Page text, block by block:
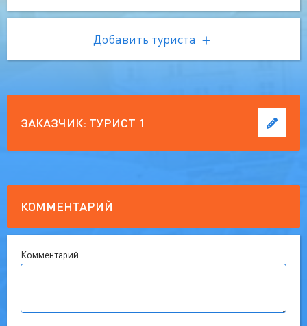
Добавить туриста
ЗАКАЗЧИК: ТУРИСТ 1
КОММЕНТАРИЙ
Комментарий